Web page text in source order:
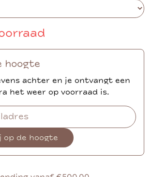
hoogte
achter en je ontvangt een
het weer op voorraad is.
op de hoogte